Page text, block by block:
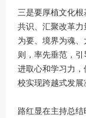
三是要厚植文化
共识、汇聚改革
为要、境界为魂
则，率先垂范，
进取心和学习力
校实现跨越式发展
路红显在主持总